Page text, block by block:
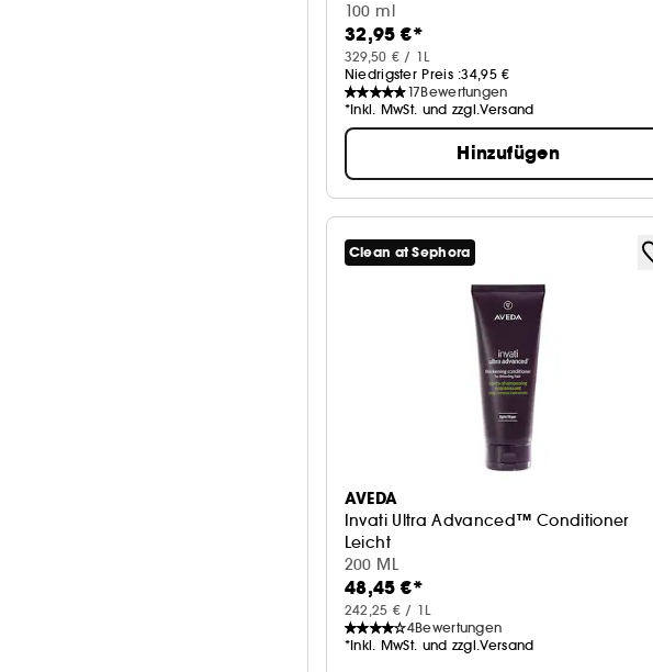
100 ml
32,95 €*
329,50 € / 1L
Niedrigster Preis :34,95 €
17Bewertungen
*Inkl. MwSt. und zzgl.Versand
Hinzufügen
Clean at Sephora
AVEDA
Invati Ultra Advanced™ Conditioner
Leicht
200 ML
48,45 €*
242,25 € / 1L
4Bewertungen
*Inkl. MwSt. und zzgl.Versand